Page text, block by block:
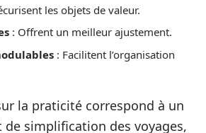
les objets de valeur.
: Offrent un meilleur ajustement.
: Facilitent l’organisation
la praticité correspond à un
de simplification des voyages,